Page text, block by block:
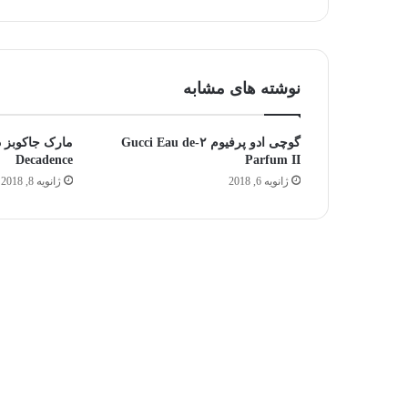
نوشته های مشابه
گوچی ادو پرفیوم ۲-Gucci Eau de
Parfum II
ژانویه 6, 2018
Decadence
ژانویه 8, 2018
را
جالب‌ترین و محبوب‌ترین نت‌های عطر را
بشناسید